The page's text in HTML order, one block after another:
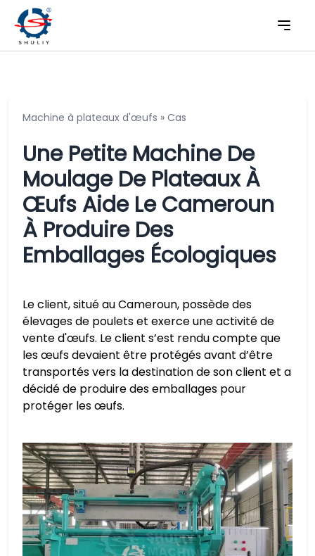
Machine à plateaux d'œufs » Cas
Une Petite Machine De
Moulage De Plateaux À
Œufs Aide Le Cameroun
À Produire Des
Emballages Écologiques
Le client, situé au Cameroun, possède des
élevages de poulets et exerce une activité de
vente d'œufs. Le client s’est rendu compte que
les œufs devaient être protégés avant d’être
transportés vers la destination de son client et a
décidé de produire des emballages pour
protéger les œufs.